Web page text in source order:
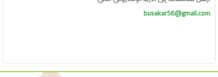
busakar56@gmail.com